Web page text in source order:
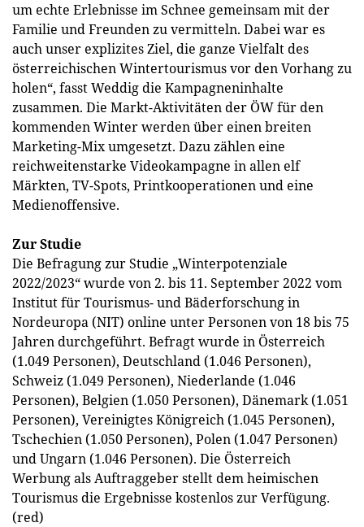
um echte Erlebnisse im Schnee gemeinsam mit der
Familie und Freunden zu vermitteln. Dabei war es
auch unser explizites Ziel, die ganze Vielfalt des
österreichischen Wintertourismus vor den Vorhang zu
holen“, fasst Weddig die Kampagneninhalte
zusammen. Die Markt-Aktivitäten der ÖW für den
kommenden Winter werden über einen breiten
Marketing-Mix umgesetzt. Dazu zählen eine
reichweitenstarke Videokampagne in allen elf
Märkten, TV-Spots, Printkooperationen und eine
Medienoffensive.
Zur Studie
Die Befragung zur Studie „Winterpotenziale
2022/2023“ wurde von 2. bis 11. September 2022 vom
Institut für Tourismus- und Bäderforschung in
Nordeuropa (NIT) online unter Personen von 18 bis 75
Jahren durchgeführt. Befragt wurde in Österreich
(1.049 Personen), Deutschland (1.046 Personen),
Schweiz (1.049 Personen), Niederlande (1.046
Personen), Belgien (1.050 Personen), Dänemark (1.051
Personen), Vereinigtes Königreich (1.045 Personen),
Tschechien (1.050 Personen), Polen (1.047 Personen)
und Ungarn (1.046 Personen). Die Österreich
Werbung als Auftraggeber stellt dem heimischen
Tourismus die Ergebnisse kostenlos zur Verfügung.
(red)